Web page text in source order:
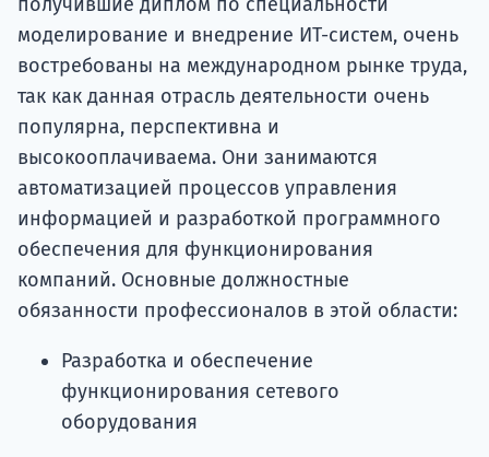
моделирование и внедрение ИТ-систем, очень
востребованы на международном рынке труда,
так как данная отрасль деятельности очень
популярна, перспективна и
высокооплачиваема. Они занимаются
автоматизацией процессов управления
информацией и разработкой программного
обеспечения для функционирования
компаний. Основные должностные
обязанности профессионалов в этой области:
Разработка и обеспечение
функционирования сетевого
оборудования